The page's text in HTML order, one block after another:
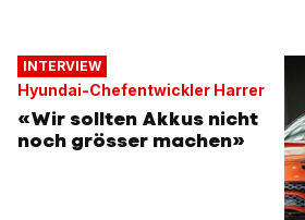
INTERVIEW
Hyundai-Chefentwickler Harrer
«Wir sollten Akkus nicht
noch grösser machen»